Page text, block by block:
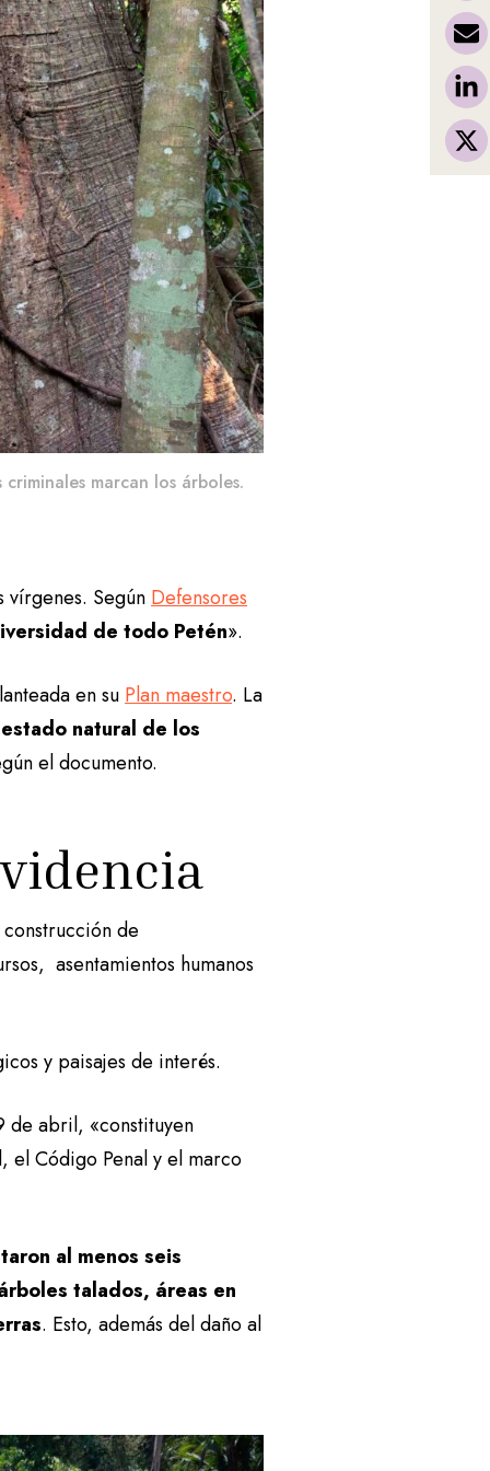
marcan los árboles.
vírgenes. Según Defensores
de todo Petén».
en su Plan maestro. La
natural de los
el documento.
de
asentamientos humanos
y paisajes de interés.
de abril, «constituyen
el Código Penal y el marco
al menos seis
talados, áreas en
. Esto, además del daño al